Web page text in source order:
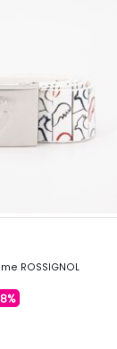
ROSSIGNOL